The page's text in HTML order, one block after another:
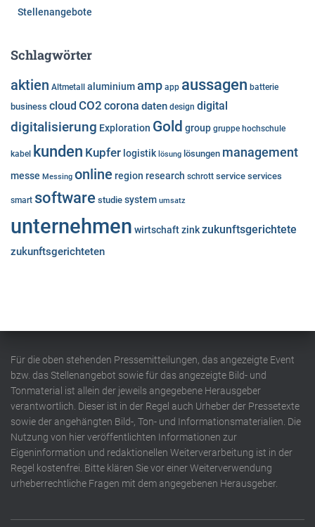
Stellenangebote
Schlagwörter
aktien Altmetall aluminiumamp app aussagen batterie
business cloud CO2 corona daten design digital
digitalisierung Exploration Gold group gruppe hochschule
kabel kunden Kupfer logistik lösung lösungen management
messe Messing online region research schrott service services
smart software studie system umsatz
unternehmen wirtschaftzinkzukunftsgerichtete
zukunftsgerichteten
Für die oben stehenden Pressemitteilungen, das angezeigte Event
bzw. das Stellenangebot sowie für das angezeigte Bild- und
Tonmaterial ist allein der jeweils angegebene Herausgeber
verantwortlich. Dieser ist in der Regel auch Urheber der Pressetexte
sowie der angehängten Bild-, Ton- und Informationsmaterialien. Die
Nutzung von hier veröffentlichten Informationen zur
Eigeninformation und redaktionellen Weiterverarbeitung ist in der
Regel kostenfrei. Bitte klären Sie vor einer Weiterverwendung
urheberrechtliche Fragen mit dem angegebenen Herausgeber.